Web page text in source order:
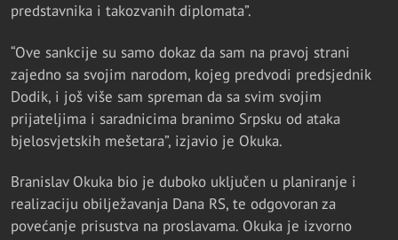
predstavnika i takozvanih diplomata”.
“Ove sankcije su samo dokaz da sam na pravoj strani
zajedno sa svojim narodom, kojeg predvodi predsjednik
Dodik, i još više sam spreman da sa svim svojim
prijateljima i saradnicima branimo Srpsku od ataka
bjelosvjetskih mešetara”, izjavio je Okuka.
Branislav Okuka bio je duboko uključen u planiranje i
realizaciju obilježavanja Dana RS, te odgovoran za
povećanje prisustva na proslavama. Okuka je izvorno